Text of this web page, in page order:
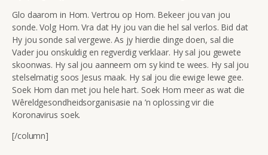
Glo daarom in Hom. Vertrou op Hom. Bekeer jou van jou
sonde. Volg Hom. Vra dat Hy jou van die hel sal verlos. Bid dat
Hy jou sonde sal vergewe. As jy hierdie dinge doen, sal die
Vader jou onskuldig en regverdig verklaar. Hy sal jou gewete
skoonwas. Hy sal jou aanneem om sy kind te wees. Hy sal jou
stelselmatig soos Jesus maak. Hy sal jou die ewige lewe gee.
Soek Hom dan met jou hele hart. Soek Hom meer as wat die
Wêreldgesondheidsorganisasie na ’n oplossing vir die
Koronavirus soek.
[/column]